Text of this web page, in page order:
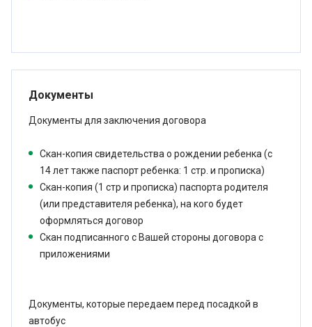
Документы
Документы для заключения договора
Cкан-копия свидетельства о рождении ребенка (с
14 лет также паспорт ребенка: 1 стр. и прописка)
Cкан-копия (1 стр и прописка) паспорта родителя
(или представителя ребенка), на кого будет
оформляться договор
Скан подписанного с Вашей стороны договора с
приложениями
Документы, которые передаем перед посадкой в
автобус